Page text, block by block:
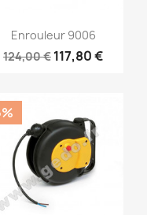
Aperçu rapide
Enrouleur 9006
124,00 € 117,80 €